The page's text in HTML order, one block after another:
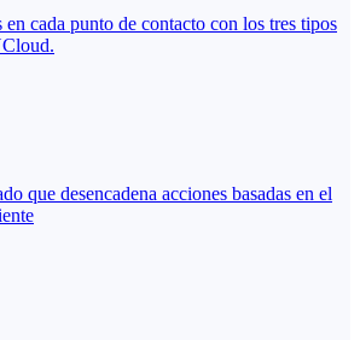
cada punto de contacto con los tres tipos
que desencadena acciones basadas en el